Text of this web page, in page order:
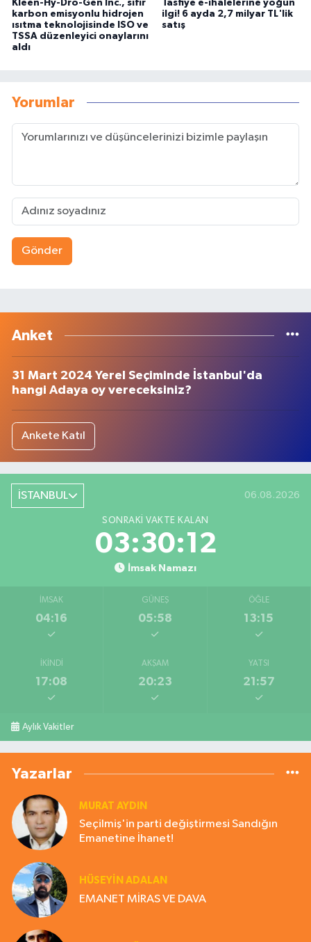
Kleen-Hy-Dro-Gen Inc., sıfır
karbon emisyonlu hidrojen
ısıtma teknolojisinde ISO ve
TSSA düzenleyici onaylarını
aldı
Tasfiye e-ihalelerine yoğun
ilgi! 6 ayda 2,7 milyar TL'lik
satış
Yorumlar
Gönder
Anket
31 Mart 2024 Yerel Seçiminde İstanbul'da
hangi Adaya oy vereceksiniz?
Ankete Katıl
İSTANBUL 06.08.2026
SONRAKI VAKTE KALAN
03:30:12
İmsak Namazı
İMSAK
04:16
GÜNEŞ
05:58
ÖĞLE
13:15
İKINDI
17:08
AKŞAM
20:23
YATSI
21:57
Aylık Vakitler
Yazarlar
MURAT AYDIN
Seçilmiş'in parti değiştirmesi Sandığın
Emanetine İhanet!
HÜSEYIN ADALAN
EMANET MİRAS VE DAVA